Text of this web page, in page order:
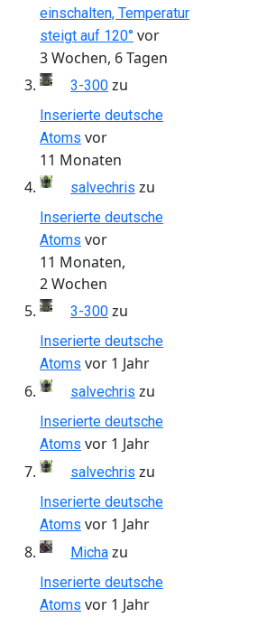
einschalten, Temperatur
steigt auf 120° vor
3 Wochen, 6 Tagen
3-300 zu
Inserierte deutsche
Atoms vor
11 Monaten
salvechris zu
Inserierte deutsche
Atoms vor
11 Monaten,
2 Wochen
3-300 zu
Inserierte deutsche
Atoms vor 1 Jahr
salvechris zu
Inserierte deutsche
Atoms vor 1 Jahr
salvechris zu
Inserierte deutsche
Atoms vor 1 Jahr
Micha zu
Inserierte deutsche
Atoms vor 1 Jahr